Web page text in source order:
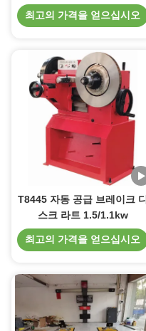
최고의 가격을 얻으십시오
T8445 자동 공급 브레이크 디
스크 라트 1.5/1.1kw
최고의 가격을 얻으십시오